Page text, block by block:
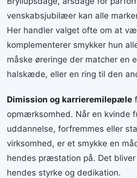
venskabsjubilæer kan alle
Her handler valget ofte om at
komplementerer smykker hun
måske øreringe der matcher en
halskæde, eller en ring til den
Dimission og karrieremilepæle
opmærksomhed. Når en kvinde
uddannelse, forfremmes eller
virksomhed, er et smykke en
hendes præstation på. Det
hendes styrke og dedikation.